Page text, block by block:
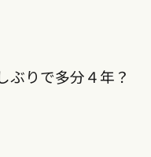
ぶりで多分４年？